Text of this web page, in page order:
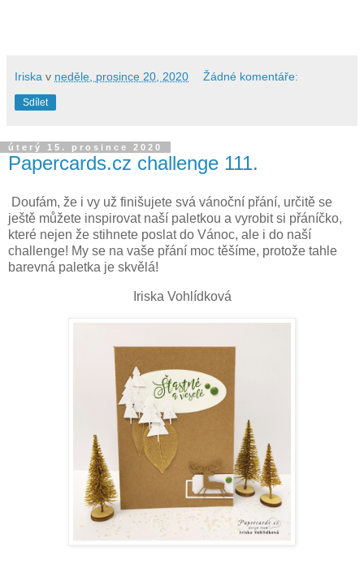
Iriska v neděle, prosince 20, 2020 Žádné komentáře:
Sdílet
úterý 15. prosince 2020
Papercards.cz challenge 111.
Doufám, že i vy už finišujete svá vánoční přání, určitě se
ještě můžete inspirovat naší paletkou a vyrobit si přáníčko,
které nejen že stihnete poslat do Vánoc, ale i do naší
challenge! My se na vaše přání moc těšíme, protože tahle
barevná paletka je skvělá!
Iriska Vohlídková